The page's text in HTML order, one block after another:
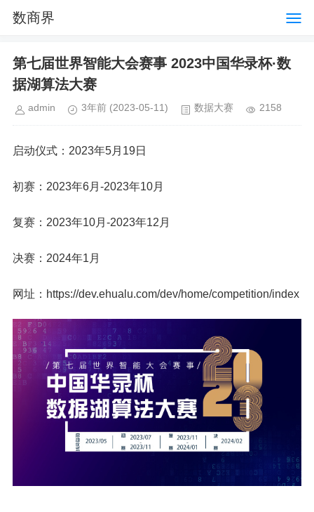
数商界
第七届世界智能大会赛事 2023中国华录杯·数
据湖算法大赛
admin 3年前 (2023-05-11) 数据大赛 2158
启动仪式：2023年5月19日
初赛：2023年6月-2023年10月
复赛：2023年10月-2023年12月
决赛：2024年1月
网址：https://dev.ehualu.com/dev/home/competition/index